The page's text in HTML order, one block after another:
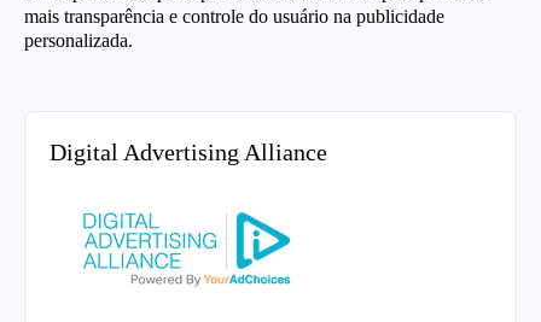
mais transparência e controle do usuário na publicidade
personalizada.
Digital Advertising Alliance